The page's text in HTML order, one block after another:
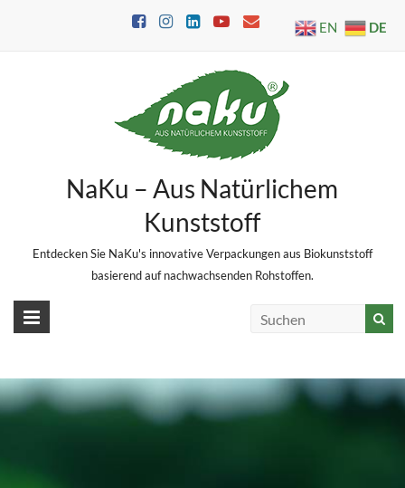
NaKu – Aus Natürlichem
Kunststoff
Entdecken Sie NaKu's innovative Verpackungen aus Biokunststoff
basierend auf nachwachsenden Rohstoffen.
EN DE